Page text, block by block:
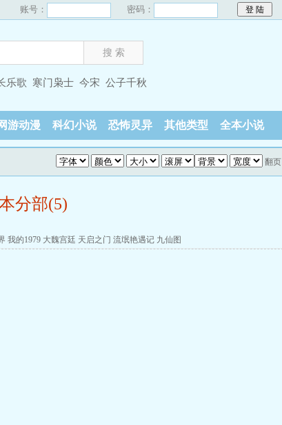
账号： 密码：
乐歌 寒门枭士 今宋 公子千秋
游动漫 科幻小说 恐怖灵异 其他类型 全本小说
翻页
分部(5)
我的1979 大魏宫廷 天启之门 流氓艳遇记 九仙图